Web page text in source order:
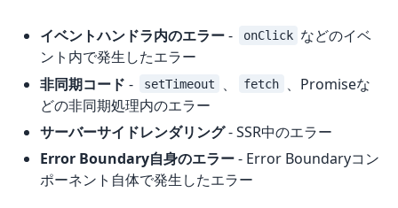
イベントハンドラ内のエラー- onClick などのイベ
ント内で発生したエラー
非同期コード - setTimeout 、 fetch
、Promiseな
どの非同期処理内のエラー
サーバーサイドレンダリング- SSR中のエラー
Error Boundary自身のエラー- Error Boundaryコン
ポーネント自体で発生したエラー